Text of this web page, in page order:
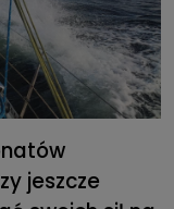
jeszcze